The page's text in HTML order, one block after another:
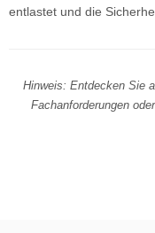
entlastet und die
Hinweis: Entdecken Sie
Fachanforderungen